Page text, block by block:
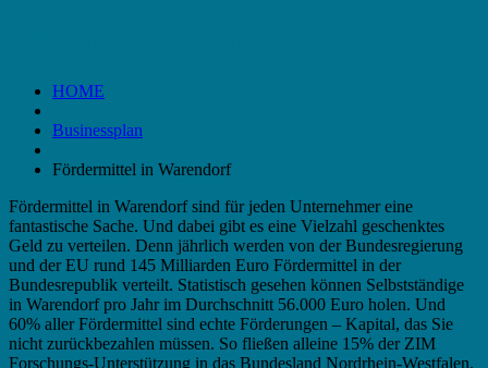
HOME
Businessplan
Fördermittel in Warendorf
Fördermittel in Warendorf sind für jeden Unternehmer eine
fantastische Sache. Und dabei gibt es eine Vielzahl geschenktes
Geld zu verteilen. Denn jährlich werden von der Bundesregierung
und der EU rund 145 Milliarden Euro Fördermittel in der
Bundesrepublik verteilt. Statistisch gesehen können Selbstständige
in Warendorf pro Jahr im Durchschnitt 56.000 Euro holen. Und
60% aller Fördermittel sind echte Förderungen – Kapital, das Sie
nicht zurückbezahlen müssen. So fließen alleine 15% der ZIM
Forschungs-Unterstützung in das Bundesland Nordrhein-Westfalen.